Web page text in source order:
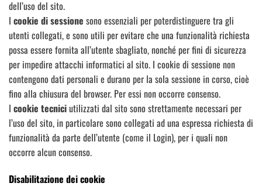
dell’uso del sito.
I cookie di sessione sono essenziali per poterdistinguere tra gli
utenti collegati, e sono utili per evitare che una funzionalità richiesta
possa essere fornita all’utente sbagliato, nonché per fini di sicurezza
per impedire attacchi informatici al sito. I cookie di sessione non
contengono dati personali e durano per la sola sessione in corso, cioè
fino alla chiusura del browser. Per essi non occorre consenso.
I cookie tecniciutilizzati dal sito sono strettamente necessari per
l’uso del sito, in particolare sono collegati ad una espressa richiesta di
funzionalità da parte dell’utente (come il Login), per i quali non
occorre alcun consenso.
Disabilitazione dei cookie